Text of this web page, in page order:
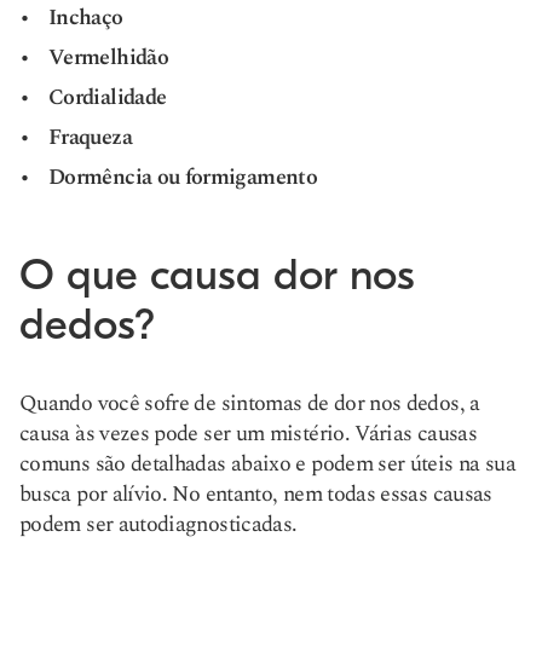
Inchaço
Vermelhidão
Cordialidade
Fraqueza
Dormência ou formigamento
O que causa dor nos
dedos?
Quando você sofre de sintomas de dor nos dedos, a
causa às vezes pode ser um mistério. Várias causas
comuns são detalhadas abaixo e podem ser úteis na sua
busca por alívio. No entanto, nem todas essas causas
podem ser autodiagnosticadas.